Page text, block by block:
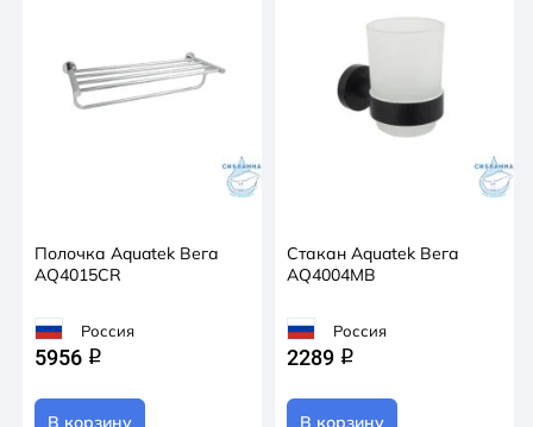
Полочка Aquatek Вега
AQ4015CR
Россия
5956 q
В корзину
Стакан Aquatek Вега
AQ4004MB
Россия
2289 q
В корзину